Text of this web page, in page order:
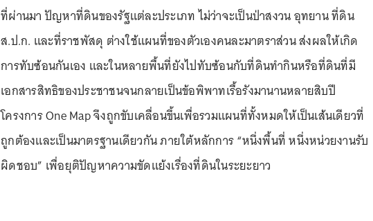
ที่ผ่านมา ปัญหาที่ดินของรัฐแต่ละประเภท ไม่ว่าจะเป็นป่าสงวน อุทยาน ที่ดิน
ส.ป.ก. และที่ราชพัสดุ ต่างใช้แผนที่ของตัวเองคนละมาตราส่วน ส่งผลให้เกิด
การทับซ้อนกันเอง และในหลายพื้นที่ยังไปทับซ้อนกับที่ดินทำกินหรือที่ดินที่มี
เอกสารสิทธิของประชาชนจนกลายเป็นข้อพิพาทเรื้อรังมานานหลายสิบปี
โครงการ One Map จึงถูกขับเคลื่อนขึ้นเพื่อรวมแผนที่ทั้งหมดให้เป็นเส้นเดียวที่
ถูกต้องและเป็นมาตรฐานเดียวกัน ภายใต้หลักการ “หนึ่งพื้นที่ หนึ่งหน่วยงานรับ
ผิดชอบ” เพื่อยุติปัญหาความขัดแย้งเรื่องที่ดินในระยะยาว